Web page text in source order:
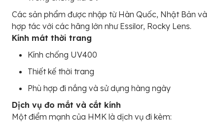
Các sản phẩm được nhập từ Hàn Quốc, Nhật Bản và
hợp tác với các hãng lớn như Essilor, Rocky Lens.
Kính mát thời trang
Kính chống UV400
Thiết kế thời trang
Phù hợp đi nắng và sử dụng hàng ngày
Dịch vụ đo mắt và cắt kính
Một điểm mạnh của HMK là dịch vụ đi kèm: